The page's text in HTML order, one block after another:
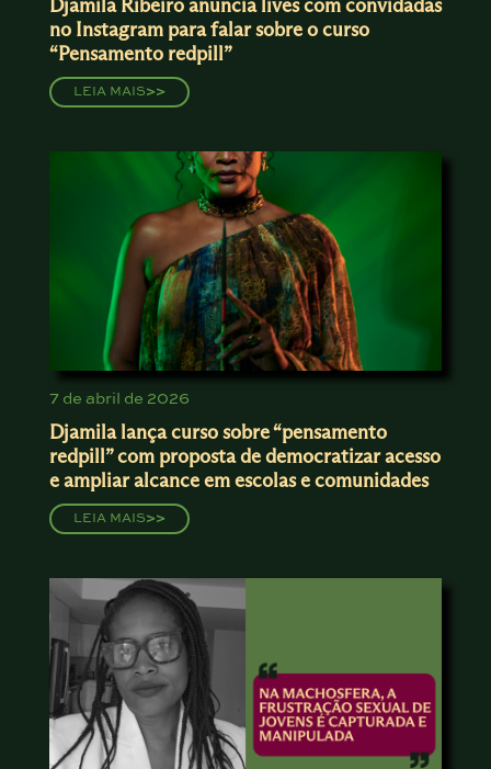
Djamila Ribeiro anuncia lives com convidadas
no Instagram para falar sobre o curso
“Pensamento redpill”
LEIA MAIS>>
7 de abril de 2026
Djamila lança curso sobre “pensamento
redpill” com proposta de democratizar acesso
e ampliar alcance em escolas e comunidades
LEIA MAIS>>